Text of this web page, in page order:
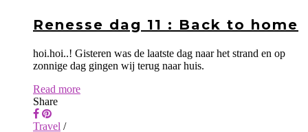
Renesse dag 11 : Back to home
hoi.hoi..! Gisteren was de laatste dag naar het strand en op
zonnige dag gingen wij terug naar huis.
Read more
Share
Travel /